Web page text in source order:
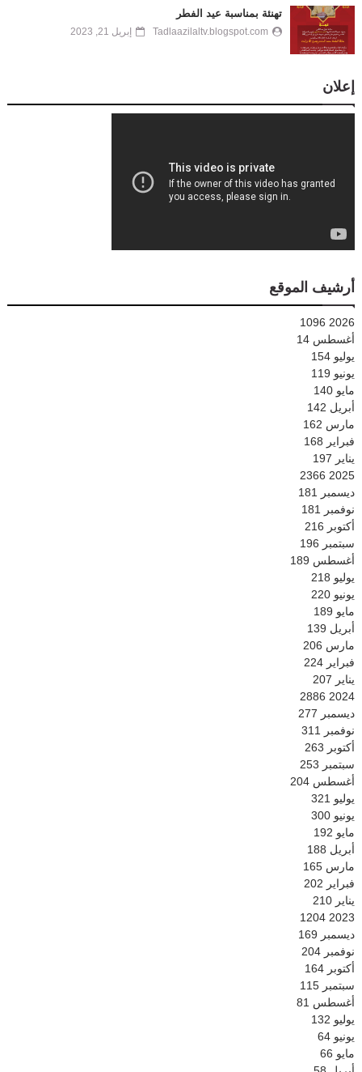
تهنئة بمناسبة عيد الفطر
Tadlaazilaltv.blogspot.com إبريل 21, 2023
إعلان
أرشيف الموقع
2026
1096
أغسطس 14
يوليو 154
يونيو 119
مايو 140
أبريل 142
مارس 162
فبراير 168
يناير 197
2025
2366
ديسمبر 181
نوفمبر 181
أكتوبر 216
سبتمبر 196
أغسطس 189
يوليو 218
يونيو 220
مايو 189
أبريل 139
مارس 206
فبراير 224
يناير 207
2024
2886
ديسمبر 277
نوفمبر 311
أكتوبر 263
سبتمبر 253
أغسطس 204
يوليو 321
يونيو 300
مايو 192
أبريل 188
مارس 165
فبراير 202
يناير 210
2023
1204
ديسمبر 169
نوفمبر 204
أكتوبر 164
سبتمبر 115
أغسطس 81
يوليو 132
يونيو 64
مايو 66